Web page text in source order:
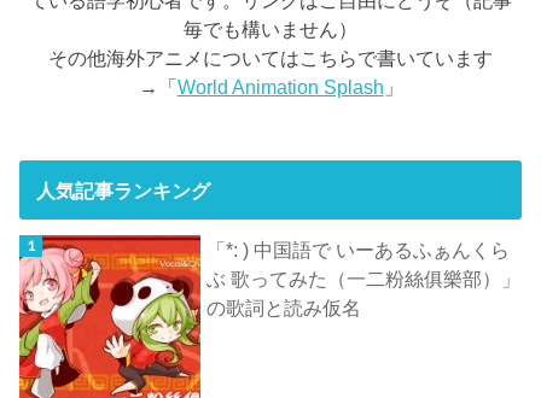
毎でも構いません）
その他海外アニメについてはこちらで書いています
→「World Animation Splash 」
人気記事ランキング
「*: ) 中国語で いーあるふぁんくら
ぶ 歌ってみた（一二粉絲俱樂部）」
の歌詞と読み仮名